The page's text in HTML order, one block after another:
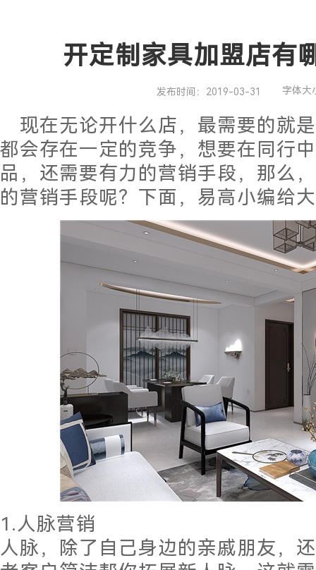
开定制家具加盟店有
发布时间：2019-03-31 字体大
现在无论开什么店，最需要的就
都会存在一定的竞争，想要在同行
品，还需要有力的营销手段，那么，
的营销手段呢？下面，易高小编给
1.人脉营销
人脉，除了自己身边的亲戚朋友，